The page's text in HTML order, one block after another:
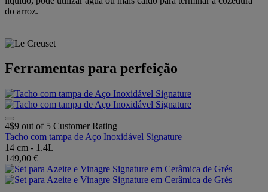
do arroz.
Ferramentas para perfeição
4$9 out of 5 Customer Rating
Tacho com tampa de Aço Inoxidável Signature
14 cm - 1.4L
149,00 €